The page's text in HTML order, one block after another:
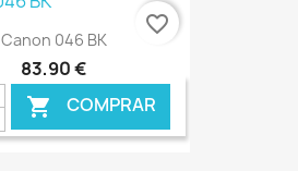
€ ONLINE
Canon 046 BK
83,90 €
 COMPRAR
favorite_border